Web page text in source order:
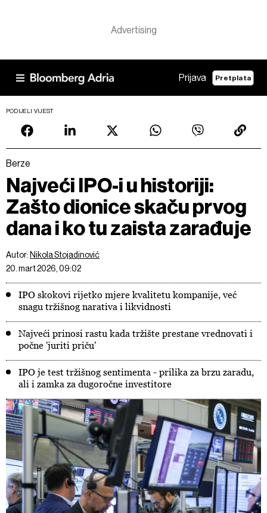
Prijava Pretplata
PODIJELI VIJEST
Berze
Najveći IPO-i u historiji:
Zašto dionice skaču prvog
dana i ko tu zaista zarađuje
Autor: Nikola Stojadinović
20. mart 2026, 09:02
IPO skokovi rijetko mjere kvalitetu kompanije, već
snagu tržišnog narativa i likvidnosti
Najveći prinosi rastu kada tržište prestane vrednovati i
počne 'juriti priču'
IPO je test tržišnog sentimenta - prilika za brzu zaradu,
ali i zamka za dugoročne investitore